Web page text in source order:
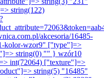
string(122)
akcesoria/16485-
kolor-wzor9" ["type"]=>
string(0) "" } wzór10
int(72064) ["texture"]=>
string(5) "16485"